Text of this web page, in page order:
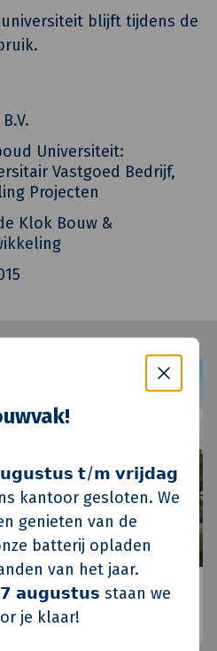
𝘁/𝗺 𝘃𝗿𝗶𝗷𝗱𝗮𝗴
kantoor gesloten. We
genieten van de
batterij opladen
van het jaar.
𝗮𝘂𝗴𝘂𝘀𝘁𝘂𝘀 staan we
je klaar!
blijft tijdens de
Universiteit:
Vastgoed Bedrijf,
Projecten
Klok Bouw &
•Aktuelle